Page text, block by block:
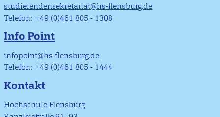
studierendensekretariat@hs-flensburg.de
Telefon: +49 (0)461 805 - 1308
Info Point
infopoint@hs-flensburg.de
Telefon: +49 (0)461 805 - 1444
Kontakt
Hochschule Flensburg